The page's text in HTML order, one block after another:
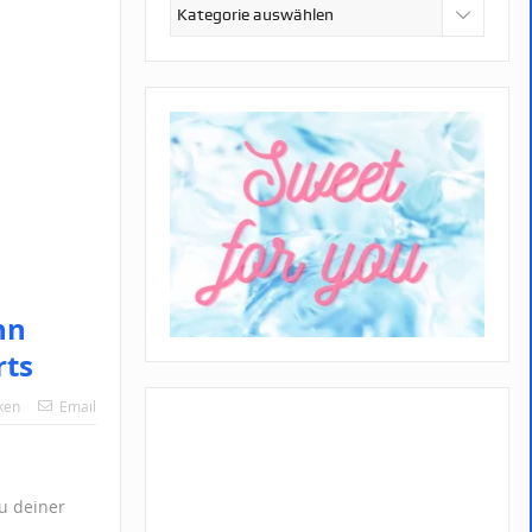
Email
deiner